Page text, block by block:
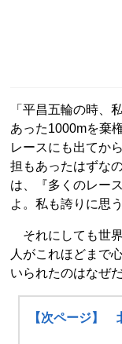
「平昌五輪の時、
あった1000mを棄
レースにも出てか
担もあったはずな
は、『多くのレー
よ。私も誇りに思
それにしても世
人がこれほどまで
いられたのはなぜ
【次ページ】